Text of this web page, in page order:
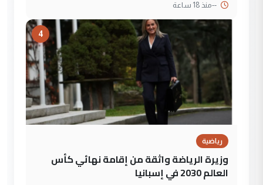
--منذ 18 ساعة
4
رياضية
وزيرة الرياضة واثقة من إقامة نهائي كأس
العالم 2030 في إسبانيا